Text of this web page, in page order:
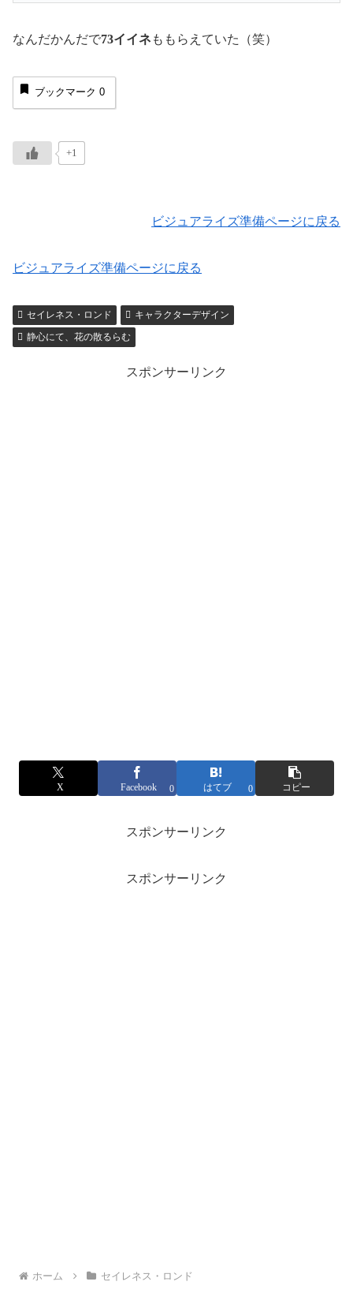
なんだかんだで73イイネ ももらえていた（笑）
ブックマーク 0
+1
ビジュアライズ準備ページに戻る
ビジュアライズ準備ページに戻る
セイレネス・ロンド
キャラクターデザイン
静心にて、花の散るらむ
スポンサーリンク
X Facebook 0 はてブ 0 コピー
スポンサーリンク
スポンサーリンク
ホーム セイレネス・ロンド